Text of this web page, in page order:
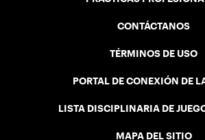
CONTÁCTANOS
TÉRMINOS DE USO
PORTAL DE CONEXIÓN DE
LISTA DISCIPLINARIA DE
MAPA DEL SITIO